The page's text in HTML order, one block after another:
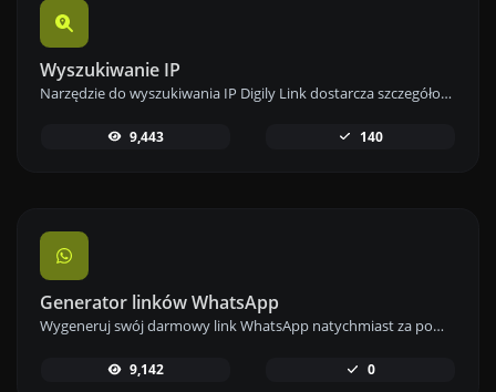
Wyszukiwanie IP
Narzędzie do wyszukiwania IP Digily Link dostarcza szczegółowych informacji o dowolnym adresie IP. Skorzystaj z tej darmowej usługi online, aby uzyskać kompleksowe dane o IP.
9,443 140
Generator linków WhatsApp
Wygeneruj swój darmowy link WhatsApp natychmiast za pomocą naszego Generatora Linków WhatsApp. Dodaj niestandardową wiadomość i rozpocznij czaty jednym kliknięciem – bez logowania i kodowania.
9,142 0